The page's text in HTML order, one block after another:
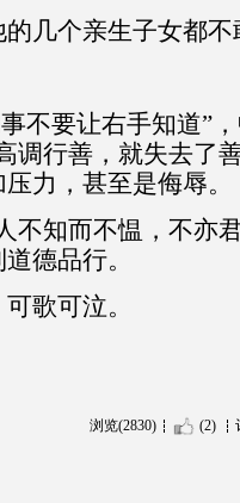
几个亲生子女都
不要让右手知道”
调行善，就失去了
力，甚至是侮辱。
不知而不愠，不亦
德品行。
歌可泣。
浏览(2830) (2)